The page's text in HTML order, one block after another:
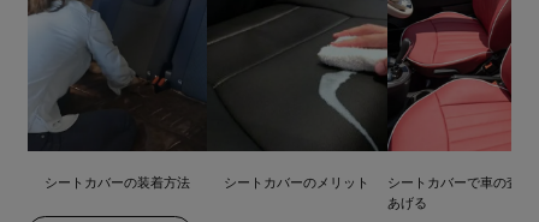
シートカバーの装着方法 シートカバーのメリット
シートカバーで車の査定
あげる